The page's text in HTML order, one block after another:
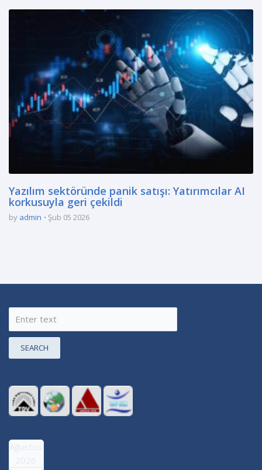
Yazılım sektöründe panik satışı: Yatırımcılar AI
korkusuyla geri çekildi
by admin Şub 05 2026
SEARCH
Ağustos
2026